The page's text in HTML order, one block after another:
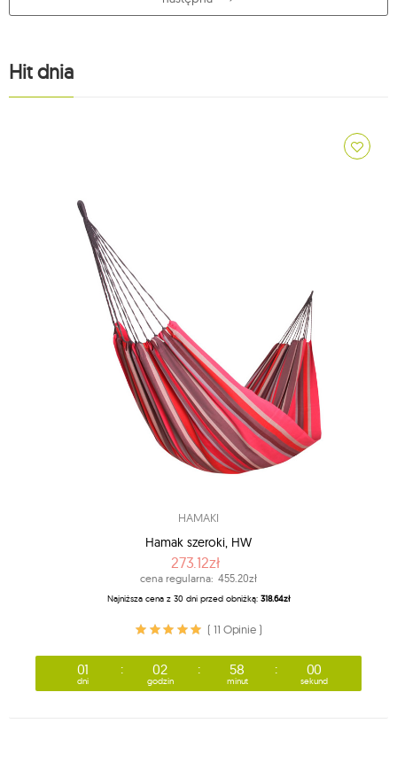
Hit dnia
HAMAKI
Hamak szeroki, HW
273.12zł
cena regularna: 455.20zł
Najniższa cena z 30 dni przed obniżką: 318.64zł
( 11 Opinie )
01
dni
02
godzin
57
minut
57
sekund